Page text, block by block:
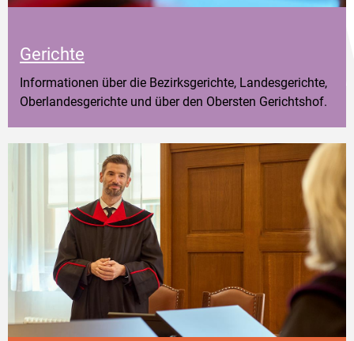
Gerichte
Informationen über die Bezirksgerichte, Landesgerichte,
Oberlandesgerichte und über den Obersten Gerichtshof.